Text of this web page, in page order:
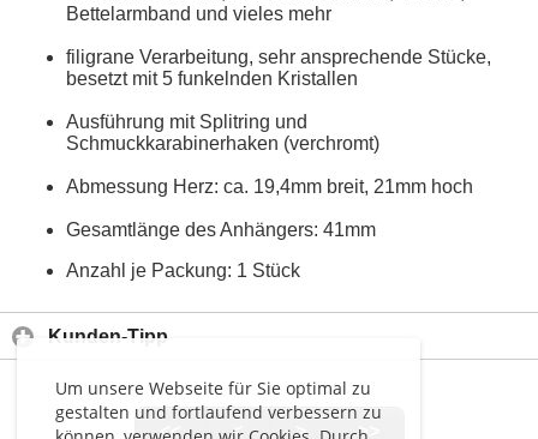
Um unsere Webseite für Sie optimal zu
gestalten und fortlaufend verbessern zu
Bettelarmband und vieles mehr
filigrane Verarbeitung, sehr ansprechende Stücke,
besetzt mit 5 funkelnden Kristallen
Ausführung mit Splitring und
Schmuckkarabinerhaken (verchromt)
Abmessung Herz: ca. 19,4mm breit, 21mm hoch
Gesamtlänge des Anhängers: 41mm
Anzahl je Packung: 1 Stück
Kunden-Tipp
<< < > >>